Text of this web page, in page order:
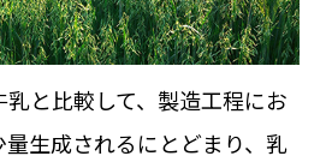
と比較して、製造工程にお
生成されるにとどまり、乳